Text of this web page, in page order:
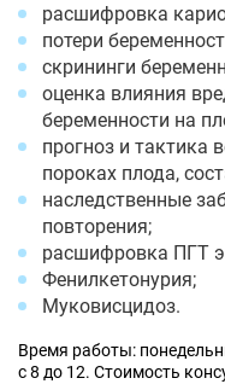
расшифровка
потери
скрининги
оценка влияния
беременности на
прогноз и тактика
пороках плода,
наследственные
повторения;
расшифровка ПГТ
Фенилкетонурия;
Муковисцидоз.
Время работы:
с 8 до 12. Стоимость